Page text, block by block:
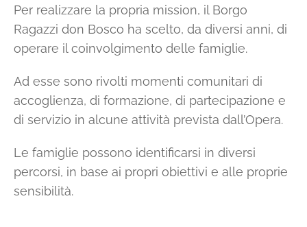
Per realizzare la propria mission, il Borgo
Ragazzi don Bosco ha scelto, da diversi anni, di
operare il coinvolgimento delle famiglie.
Ad esse sono rivolti momenti comunitari di
accoglienza, di formazione, di partecipazione e
di servizio in alcune attività prevista dall’Opera.
Le famiglie possono identificarsi in diversi
percorsi, in base ai propri obiettivi e alle proprie
sensibilità.